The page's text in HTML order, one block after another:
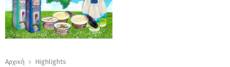
Αρχική
Highlights